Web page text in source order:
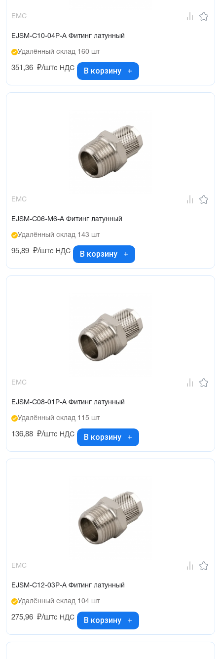
EMC
EJSM-C10-04P-A Фитинг латунный
Удалённый склад 160 шт
351,36 ₽/штс НДС В корзину
EMC
EJSM-C06-M6-A Фитинг латунный
Удалённый склад 143 шт
95,89 ₽/штс НДС В корзину
EMC
EJSM-C08-01P-A Фитинг латунный
Удалённый склад 115 шт
136,88 ₽/штс НДС В корзину
EMC
EJSM-C12-03P-A Фитинг латунный
Удалённый склад 104 шт
275,96 ₽/штс НДС В корзину